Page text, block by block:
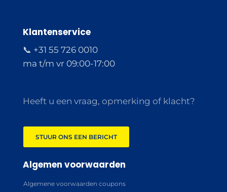
Klantenservice
📞 +31 55 726 0010
ma t/m vr 09:00-17:00
Heeft u een vraag, opmerking of klacht?
STUUR ONS EEN BERICHT
Algemen voorwaarden
Algemene voorwaarden coupons